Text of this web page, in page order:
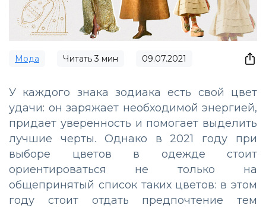
Мода Читать3 мин 09.07.2021
У каждого знака зодиака есть свой цвет
удачи: он заряжает необходимой энергией,
придает уверенность и помогает выделить
лучшие черты. Однако в 2021 году при
выборе цветов в одежде стоит
ориентироваться не только на
общепринятый список таких цветов: в этом
году стоит отдать предпочтение тем